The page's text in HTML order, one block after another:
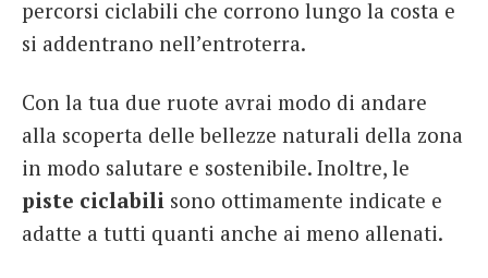
percorsi ciclabili che corrono lungo la costa e
si addentrano nell’entroterra.
Con la tua due ruote avrai modo di andare
alla scoperta delle bellezze naturali della zona
in modo salutare e sostenibile. Inoltre, le
piste ciclabili sono ottimamente indicate e
adatte a tutti quanti anche ai meno allenati.